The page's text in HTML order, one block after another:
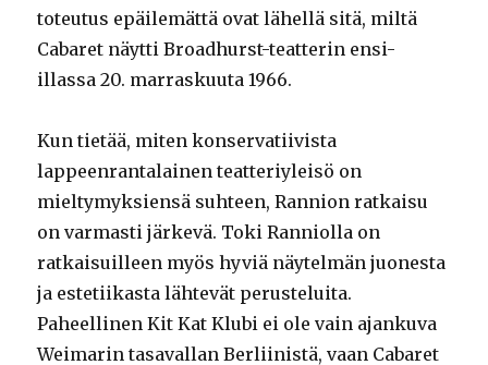
toteutus epäilemättä ovat lähellä sitä, miltä
Cabaret näytti Broadhurst-teatterin ensi-
illassa 20. marraskuuta 1966.
Kun tietää, miten konservatiivista
lappeenrantalainen teatteriyleisö on
mieltymyksiensä suhteen, Rannion ratkaisu
on varmasti järkevä. Toki Ranniolla on
ratkaisuilleen myös hyviä näytelmän juonesta
ja estetiikasta lähtevät perusteluita.
Paheellinen Kit Kat Klubi ei ole vain ajankuva
Weimarin tasavallan Berliinistä, vaan Cabaret